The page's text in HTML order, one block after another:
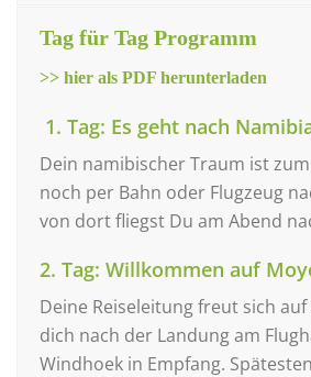
Tag für Tag Programm
>> hier als PDF herunterladen
1. Tag: Es geht nach
Dein namibischer Traum ist
noch per Bahn oder Flugzeug
von dort fliegst Du am Abend
2. Tag: Willkommen auf
Deine Reiseleitung freut sich
dich nach der Landung am
Windhoek in Empfang.